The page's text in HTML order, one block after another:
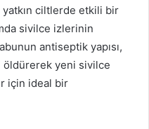
ciltlerde etkili bir
sivilce izlerinin
antiseptik yapısı,
yeni sivilce
için ideal bir